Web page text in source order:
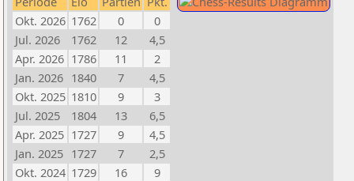
Okt. 2026 1762 0
0
Jul. 2026
1762 12
4,5
Apr. 2026 1786 11
2
Jan. 2026 1840 7
4,5
Okt. 2025 1810 9
3
Jul. 2025
1804 13
6,5
Apr. 2025 1727 9
4,5
Jan. 2025 1727 7
2,5
Okt. 2024 1729 16
9